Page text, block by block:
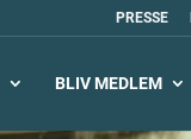
PRESSE
BLIV MEDLEM